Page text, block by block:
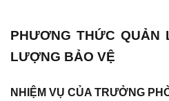
PHƯƠNG THỨC QUẢN
LƯỢNG BẢO VỆ
NHIỆM VỤ CỦA TRƯỞNG